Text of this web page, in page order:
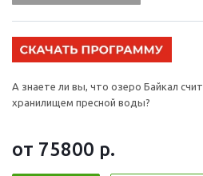
А знаете ли вы, что озеро Байкал
хранилищем пресной воды?
от 75800 р.